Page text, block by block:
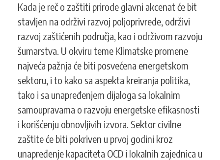
Kada je reč o zaštiti prirode glavni akcenat će bit
stavljen na održivi razvoj poljoprivrede, održivi
razvoj zaštićenih područja, kao i održivom razvoju
šumarstva. U okviru teme Klimatske promene
najveća pažnja će biti posvećena energetskom
sektoru, i to kako sa aspekta kreiranja politika,
tako i sa unapređenjem dijaloga sa lokalnim
samoupravama o razvoju energetske efikasnosti
i korišćenju obnovljivih izvora. Sektor civilne
zaštite će biti pokriven u prvoj godini kroz
unapređenje kapaciteta OCD i lokalnih zajednica u